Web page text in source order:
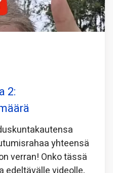
2:
yhteensä
verran! Onko tässä